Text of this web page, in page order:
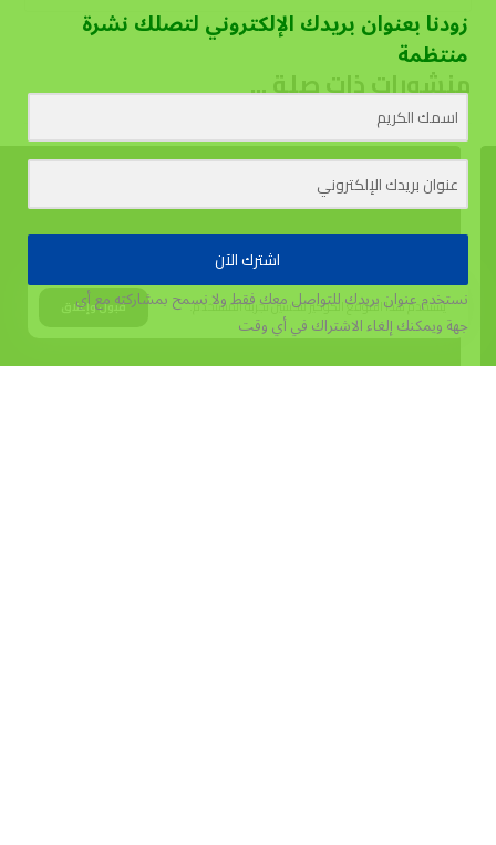
منشورات ذات صلة ...
يستخدم هذا الموقع الكوكيز لتحسين تجربة المستخدم. قبول وإغلاق
زودنا بعنوان بريدك الإلكتروني لتصلك نشرة
منتظمة
اشترك الآن
نستخدم عنوان بريدك للتواصل معك فقط ولا نسمح بمشاركته مع أي
جهةويمكنك إلغاء الاشتراك في أي وقت